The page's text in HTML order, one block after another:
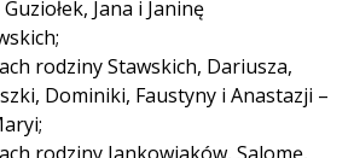
Jana i Janinę
rodziny Stawskich, Dariusza,
Dominiki, Faustyny i Anastazji –